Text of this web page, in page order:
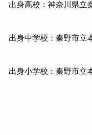
出身高校：神奈川県立
出身中学校：秦野市立
出身小学校：秦野市立